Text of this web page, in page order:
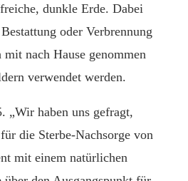
dunkle Erde. Dabei
oder Verbrennung
nach Hause genommen
verwendet werden.
„Wir haben uns gefragt,
die Sterbe-Nachsorge von
mit einem natürlichen